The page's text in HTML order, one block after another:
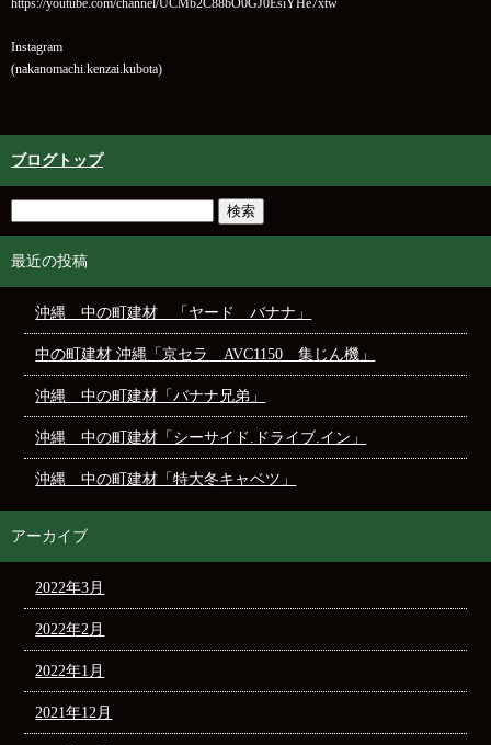
https://youtube.com/channel/UCMb2C88bO0GJ0EsiYHe7xtw
Instagram
(nakanomachi.kenzai.kubota)
ブログトップ
最近の投稿
沖縄 中の町建材 「ヤード バナナ」
中の町建材 沖縄「京セラ AVC1150 集じん機」
沖縄 中の町建材「バナナ兄弟」
沖縄 中の町建材「シーサイド.ドライブ.イン」
沖縄 中の町建材「特大冬キャベツ」
アーカイブ
2022年3月
2022年2月
2022年1月
2021年12月